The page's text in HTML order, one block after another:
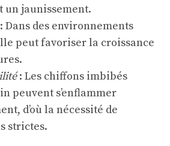
un jaunissement.
Dans des environnements
peut favoriser la croissance
: Les chiffons imbibés
peuvent s’enflammer
d’où la nécessité de
strictes.